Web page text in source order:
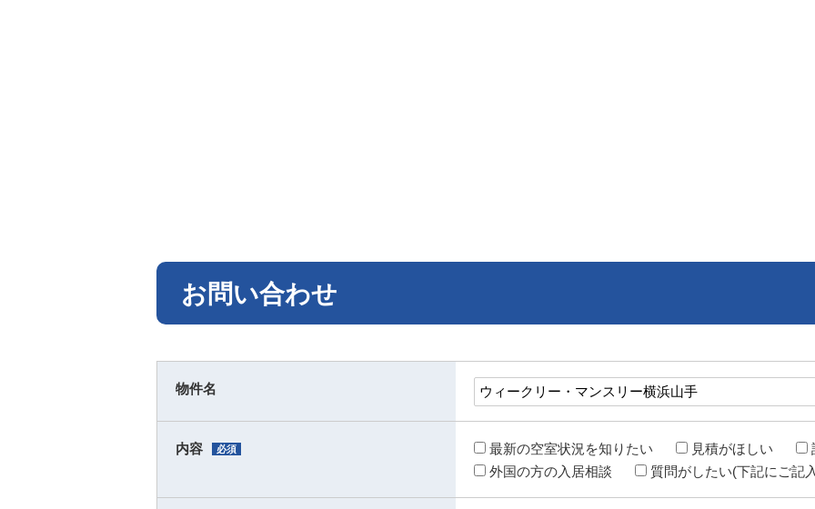
お問い合わせ
物件名
内容 必須 最新の空室状況を知りたい 見積がほしい
外国の方の入居相談
質問がしたい(下記にご記